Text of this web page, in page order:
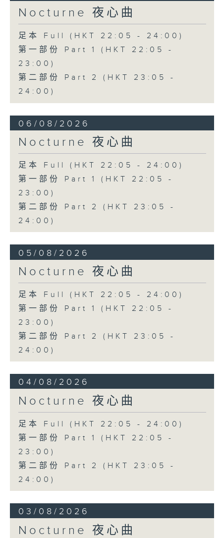
Nocturne 夜心曲
足本 Full (HKT 22:05 - 24:00)
第一部份 Part 1 (HKT 22:05 -
23:00)
第二部份 Part 2 (HKT 23:05 -
24:00)
06/08/2026
Nocturne 夜心曲
足本 Full (HKT 22:05 - 24:00)
第一部份 Part 1 (HKT 22:05 -
23:00)
第二部份 Part 2 (HKT 23:05 -
24:00)
05/08/2026
Nocturne 夜心曲
足本 Full (HKT 22:05 - 24:00)
第一部份 Part 1 (HKT 22:05 -
23:00)
第二部份 Part 2 (HKT 23:05 -
24:00)
04/08/2026
Nocturne 夜心曲
足本 Full (HKT 22:05 - 24:00)
第一部份 Part 1 (HKT 22:05 -
23:00)
第二部份 Part 2 (HKT 23:05 -
24:00)
03/08/2026
Nocturne 夜心曲